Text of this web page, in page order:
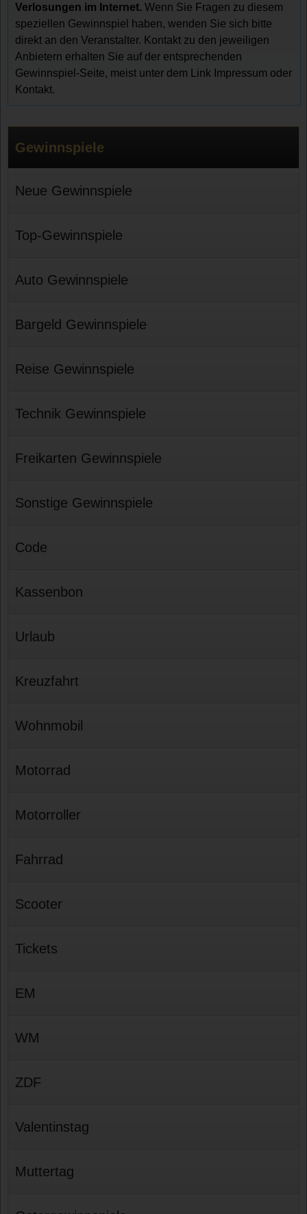
Verlosungen im Internet. Wenn Sie Fragen zu diesem
speziellen Gewinnspiel haben, wenden Sie sich bitte
direkt an den Veranstalter. Kontakt zu den jeweiligen
Anbietern erhalten Sie auf der entsprechenden
Gewinnspiel-Seite, meist unter dem Link Impressum oder
Kontakt.
Gewinnspiele
Neue Gewinnspiele
Top-Gewinnspiele
Auto Gewinnspiele
Bargeld Gewinnspiele
Reise Gewinnspiele
Technik Gewinnspiele
Freikarten Gewinnspiele
Sonstige Gewinnspiele
Code
Kassenbon
Urlaub
Kreuzfahrt
Wohnmobil
Motorrad
Motorroller
Fahrrad
Scooter
Tickets
EM
WM
ZDF
Valentinstag
Muttertag